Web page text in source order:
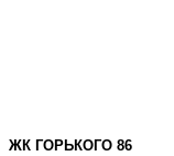
ЖК ГОРЬКОГО 86